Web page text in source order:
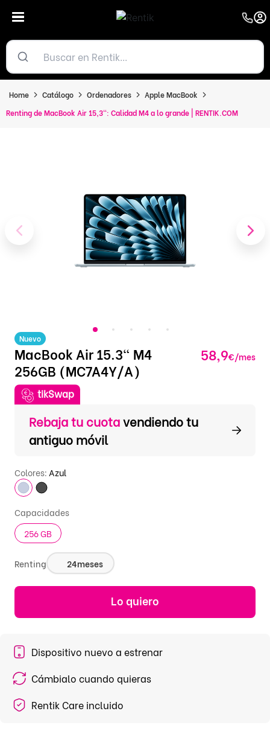
Home Catálogo Ordenadores
Apple MacBook
Renting de MacBook Air 15,3": Calidad M4 a lo grande | RENTIK.COM
MacBook Air 15.3" M4
256GB (MC7A4Y/A)
Nuevo
58,9€/mes
tikSwap
Rebaja tu cuotavendiendo tu
antiguo móvil
Colores: Azul
Capacidades
256 GB
Renting 24meses
Lo quiero
Dispositivo nuevo a estrenar
Cámbialo cuando quieras
Rentik Care incluido